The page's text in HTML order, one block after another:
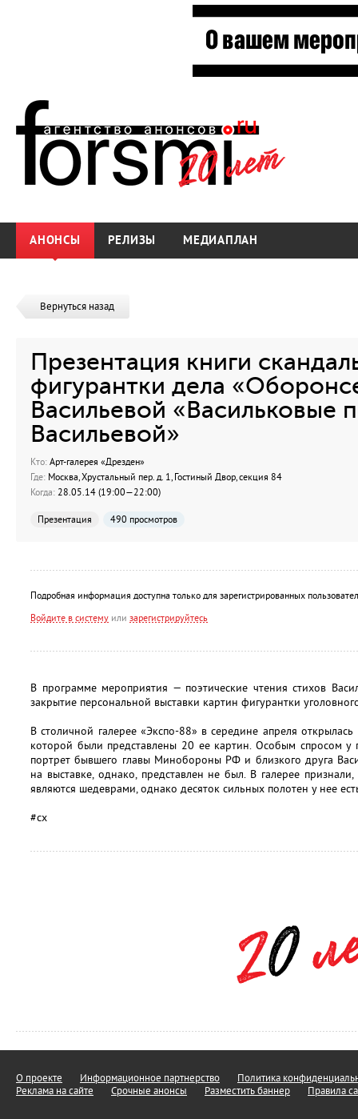
АНОНСЫ РЕЛИЗЫ МЕДИАПЛАН
Вернуться назад
Презентация книги
фигурантки дела
Васильевой «Васильковые
Васильевой»
Кто: Арт-галерея «Дрезден»
Где: Москва, Хрустальный пер. д. 1, Гостиный Двор, секция 84
Когда: 28.05.14 (19:00—22:00)
Презентация 490 просмотров
Подробная информация доступна только для зарегистрированных
Войдите в систему или зарегистрируйтесь
В программе мероприятия — поэтические чтения стихов
закрытие персональной выставки картин фигурантки
В столичной галерее «Экспо-88» в середине апреля
которой были представлены 20 ее картин. Особым спросом у
портрет бывшего главы Минобороны РФ и близкого друга
на выставке, однако, представлен не был. В галерее
являются шедеврами, однако десяток сильных полотен у нее
#сх
О проекте Информационное партнерство
Политика
Реклама на сайте
Срочные анонсы Разместить баннер Правила